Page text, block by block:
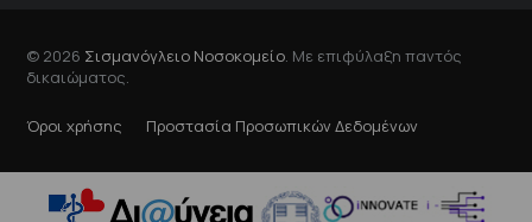
© 2026 Σισμανόγλειο Νοσοκομείο . Με επιφύλαξη παντός
δικαιώματος.
Όροι χρήσης Προστασία Προσωπικών Δεδομένων